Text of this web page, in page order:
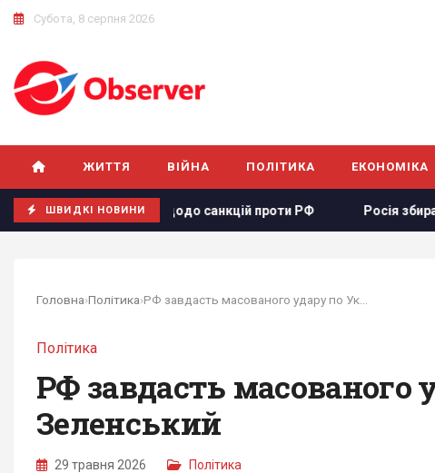
Субота, 8 серпня 2026
ЖИТТЯ ВІЙНА ПОЛІТИКА ЕКОНОМІКА
ШВИДКІ НОВИНИщодо санкцій проти РФ Росія збирається
Головна›Політика›
Політика
РФ завдасть масованого
Зеленський
29 травня 2026 Політика